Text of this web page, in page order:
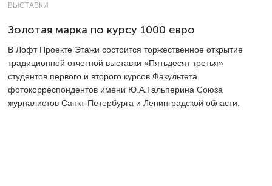
ВЫСТАВКИ
Золотая марка по курсу 1000 евро
В Лофт Проекте Этажи состоится торжественное открытие
традиционной отчетной выставки «Пятьдесят третья»
студентов первого и второго курсов Факультета
фотокорреспондентов имени Ю.А.Гальперина Союза
журналистов Санкт-Петербурга и Ленинградской области.